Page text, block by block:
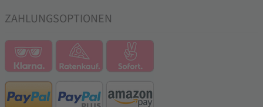
ZAHLUNGSOPTIONEN